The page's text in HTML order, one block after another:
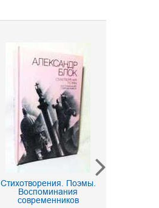
Стихотворения. Поэмы.
Воспоминания
современников